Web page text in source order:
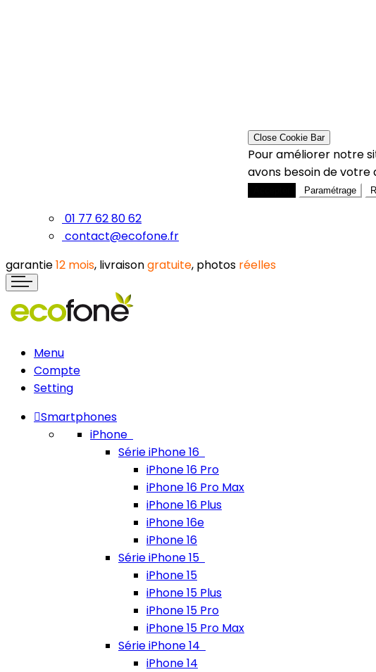
Close Cookie Bar
Pour améliorer notre
avons besoin de votre
Paramétrage
01 77 62 80 62
contact@ecofone.fr
garantie12 mois, livraisongratuite, photos réelles
Menu
Compte
Setting
Smartphones
iPhone
Série iPhone 16
iPhone 16 Pro
iPhone 16 Pro Max
iPhone 16 Plus
iPhone 16e
iPhone 16
Série iPhone 15
iPhone 15
iPhone 15 Plus
iPhone 15 Pro
iPhone 15 Pro Max
Série iPhone 14
iPhone 14